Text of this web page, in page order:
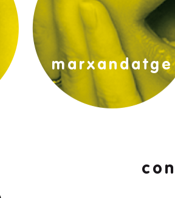
marxandatge